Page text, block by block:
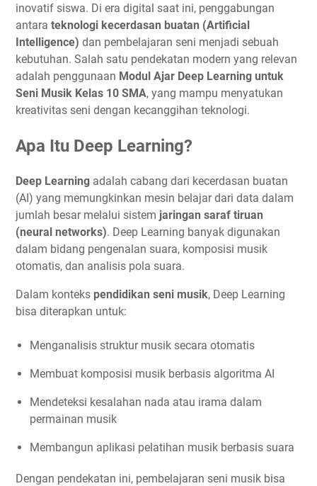
inovatif siswa. Di era digital saat ini, penggabungan
antara teknologi kecerdasan buatan (Artificial
Intelligence) dan pembelajaran seni menjadi sebuah
kebutuhan. Salah satu pendekatan modern yang relevan
adalah penggunaan Modul Ajar Deep Learning untuk
Seni Musik Kelas 10 SMA, yang mampu menyatukan
kreativitas seni dengan kecanggihan teknologi.
Apa Itu Deep Learning?
Deep Learning adalah cabang dari kecerdasan buatan
(AI) yang memungkinkan mesin belajar dari data dalam
jumlah besar melalui sistem jaringan saraf tiruan
(neural networks). Deep Learning banyak digunakan
dalam bidang pengenalan suara, komposisi musik
otomatis, dan analisis pola suara.
Dalam konteks pendidikan seni musik, Deep Learning
bisa diterapkan untuk:
Menganalisis struktur musik secara otomatis
Membuat komposisi musik berbasis algoritma AI
Mendeteksi kesalahan nada atau irama dalam
permainan musik
Membangun aplikasi pelatihan musik berbasis suara
Dengan pendekatan ini, pembelajaran seni musik bisa